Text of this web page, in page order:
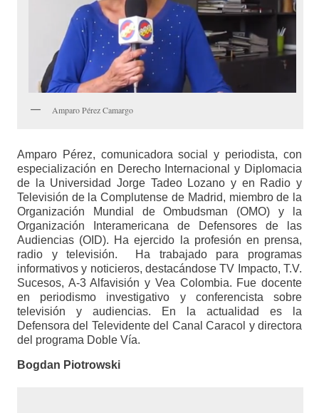
Amparo Pérez Camargo
Amparo Pérez, comunicadora social y periodista, con
especialización en Derecho Internacional y Diplomacia
de la Universidad Jorge Tadeo Lozano y en Radio y
Televisión de la Complutense de Madrid, miembro de la
Organización Mundial de Ombudsman (OMO) y la
Organización Interamericana de Defensores de las
Audiencias (OID). Ha ejercido la profesión en prensa,
radio y televisión. Ha trabajado para programas
informativos y noticieros, destacándose TV Impacto, T.V.
Sucesos, A-3 Alfavisión y Vea Colombia. Fue docente
en periodismo investigativo y conferencista sobre
televisión y audiencias. En la actualidad es la
Defensora del Televidente del Canal Caracol y directora
del programa Doble Vía.
Bogdan Piotrowski